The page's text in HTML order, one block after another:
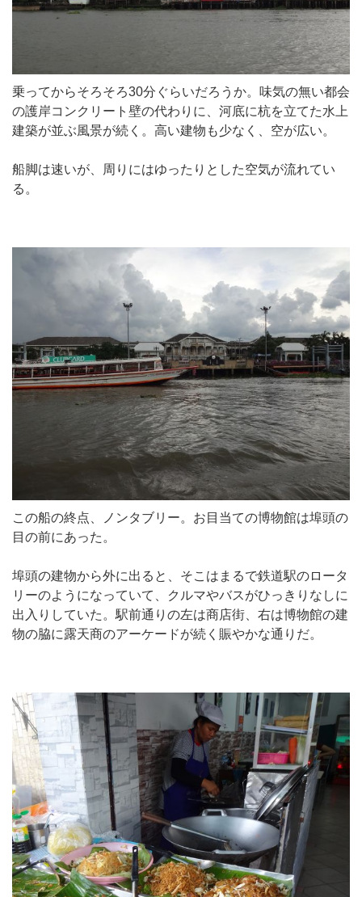
乗ってからそろそろ30分ぐらいだろうか。味気の無い都会
の護岸コンクリート壁の代わりに、河底に杭を立てた水上
建築が並ぶ風景が続く。高い建物も少なく、空が広い。
船脚は速いが、周りにはゆったりとした空気が流れてい
る。
この船の終点、ノンタブリー。お目当ての博物館は埠頭の
目の前にあった。
埠頭の建物から外に出ると、そこはまるで鉄道駅のロータ
リーのようになっていて、クルマやバスがひっきりなしに
出入りしていた。駅前通りの左は商店街、右は博物館の建
物の脇に露天商のアーケードが続く賑やかな通りだ。